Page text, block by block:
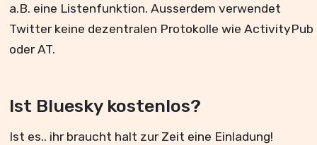
a.B. eine Listenfunktion. Ausserdem verwendet
Twitter keine dezentralen Protokolle wie ActivityPub
oder AT.
Ist Bluesky kostenlos?
Ist es.. ihr braucht halt zur Zeit eine Einladung!